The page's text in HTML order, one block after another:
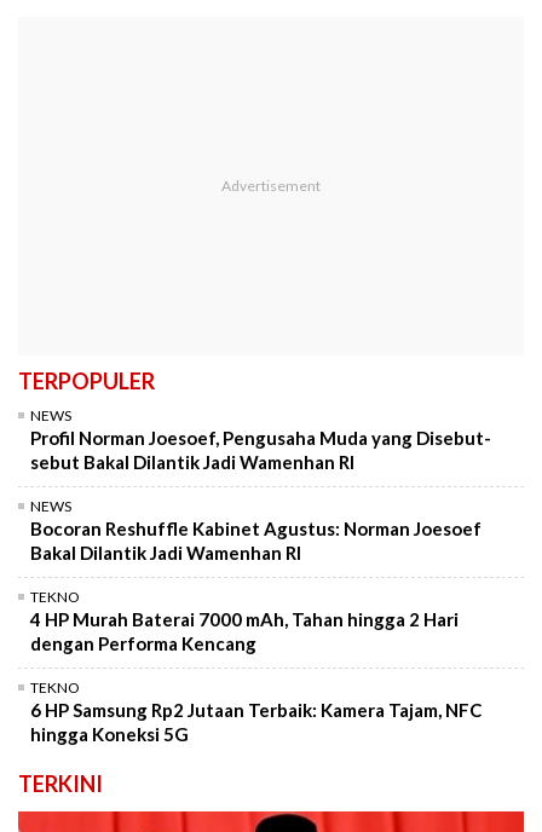
TERPOPULER
NEWS
Profil Norman Joesoef, Pengusaha Muda yang Disebut-
sebut Bakal Dilantik Jadi Wamenhan RI
NEWS
Bocoran Reshuffle Kabinet Agustus: Norman Joesoef
Bakal Dilantik Jadi Wamenhan RI
TEKNO
4 HP Murah Baterai 7000 mAh, Tahan hingga 2 Hari
dengan Performa Kencang
TEKNO
6 HP Samsung Rp2 Jutaan Terbaik: Kamera Tajam, NFC
hingga Koneksi 5G
TERKINI